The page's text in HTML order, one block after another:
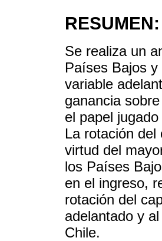
RESUMEN:
Se realiza un
Países Bajos
variable
ganancia
el papel
La rotación
virtud del
los Países
en el ingreso,
rotación del
adelantado y
Chile.